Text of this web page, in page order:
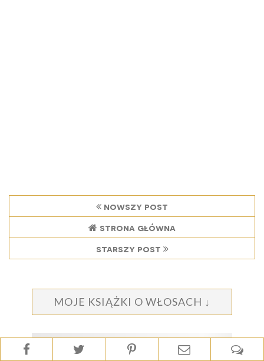
nowszy post
strona główna
starszy post
MOJE KSIĄŻKI O WŁOSACH ↓